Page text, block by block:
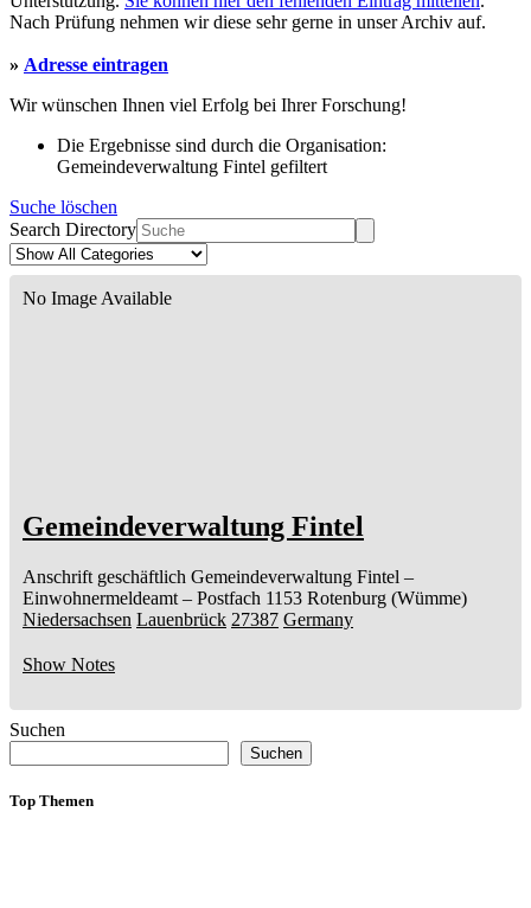
Nach Prüfung nehmen wir diese sehr gerne in unser Archiv auf.
» Adresse eintragen
Wir wünschen Ihnen viel Erfolg bei Ihrer Forschung!
Die Ergebnisse sind durch die Organisation:
Gemeindeverwaltung Fintel gefiltert
Suche löschen
Search Directory
No Image Available
Gemeindeverwaltung Fintel
Anschrift geschäftlich Gemeindeverwaltung Fintel –
Einwohnermeldeamt – Postfach 1153 Rotenburg (Wümme)
Niedersachsen Lauenbrück 27387 Germany
Show Notes
Suchen
Suchen
Top Themen